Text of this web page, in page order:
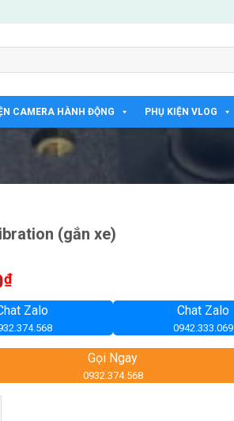
CAMERA HÀNH ĐỘNG PHỤ KIỆN VLOG
(gắn xe)
₫
Zalo Chat Zalo
0942.333.069
Gọi Ngay
0932.374.568